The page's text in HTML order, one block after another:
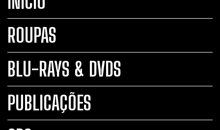
ROUPAS
BLU-RAYS & DVDS
PUBLICAÇÕES